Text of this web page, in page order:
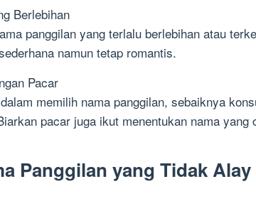
Berlebihan
panggilan yang terlalu berlebihan atau
namun tetap romantis.
Pacar
memilih nama panggilan, sebaiknya
pacar juga ikut menentukan nama yang
Panggilan yang Tidak Alay